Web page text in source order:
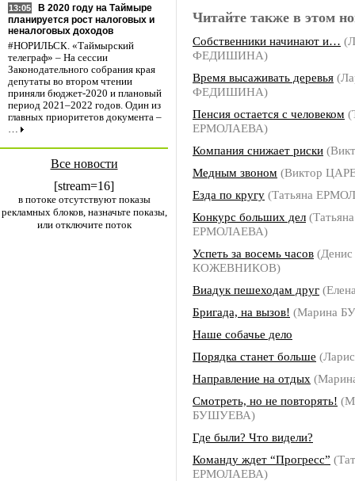
13:05
В 2020 году на Таймыре
планируется рост налоговых и
неналоговых доходов
#НОРИЛЬСК. «Таймырский
телеграф» – На сессии
Законодательного собрания края
депутаты во втором чтении
приняли бюджет-2020 и плановый
период 2021–2022 годов. Один из
главных приоритетов документа –
…
Все новости
[stream=16]
в потоке отсутствуют показы
рекламных блоков, назначьте показы,
или отключите поток
Читайте также в этом
Собственники начинают и…
ФЕДИШИНА)
Время высаживать деревья
ФЕДИШИНА)
Пенсия остается с человеком
ЕРМОЛАЕВА)
Компания снижает риски
Медным звоном (Виктор
Езда по кругу (Татьяна
Конкурс больших дел (Татьяна
ЕРМОЛАЕВА)
Успеть за восемь часов (Денис
КОЖЕВНИКОВ)
Виадук пешеходам друг
Бригада, на вызов! (Марина
Наше собачье дело
Порядка станет больше
Направление на отдых
Смотреть, но не повторять!
БУШУЕВА)
Где были? Что видели?
Команду ждет “Прогресс”
ЕРМОЛАЕВА)